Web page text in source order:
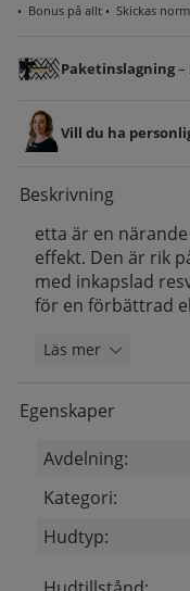
• Bonus på allt • Skickas
Paketinslagning–
Vill du ha
Beskrivning
etta är en
effekt. Den är rik
med inkapslad
för en förbättrad
Läs mer
Egenskaper
Avdelning:
Kategori:
Hudtyp: